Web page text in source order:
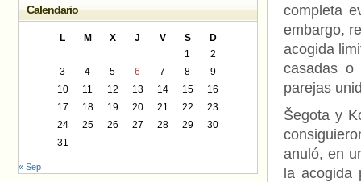
completa
embargo,
acogida
casadas o
parejas
Šegota y
anuló, en
la
Calendario
L M X J V S
D
1
2
3
4 5 6 7 8
9
10
11 12 13 14 15
16
17
18 19 20 21 22
23
24
25 26 27 28 29
30
31
« Sep